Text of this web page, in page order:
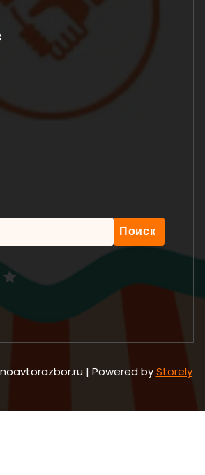
| Powered byStorely